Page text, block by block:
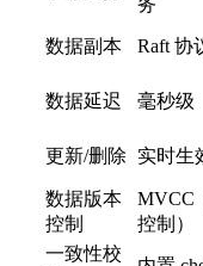
数据副本 Raft 协
数据延迟 毫秒级
更新/删除 实时生
数据版本
控制
MVCC
控制）
一致性校